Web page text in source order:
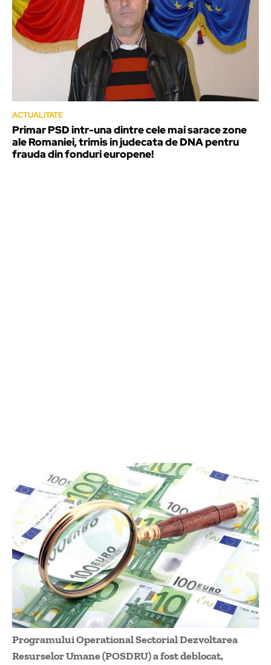
ACTUALITATE
Primar PSD intr-una dintre cele mai sarace zone
ale Romaniei, trimis in judecata de DNA pentru
frauda din fonduri europene!
Programului Operational Sectorial Dezvoltarea
Resurselor Umane (POSDRU) a fost deblocat,